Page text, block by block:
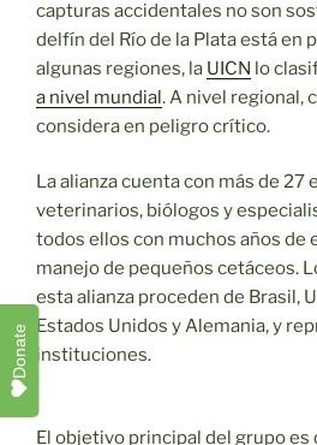
capturas accidentales no son
delfín del Río de la Plata está en
algunas regiones, la UICN lo
a nivel mundial. A nivel regional,
considera en peligro crítico.
La alianza cuenta con más de
veterinarios, biólogos y
todos ellos con muchos años de
manejo de pequeños cetáceos.
esta alianza proceden de Brasil,
Estados Unidos y Alemania, y
instituciones.
El objetivo principal del grupo
Donate